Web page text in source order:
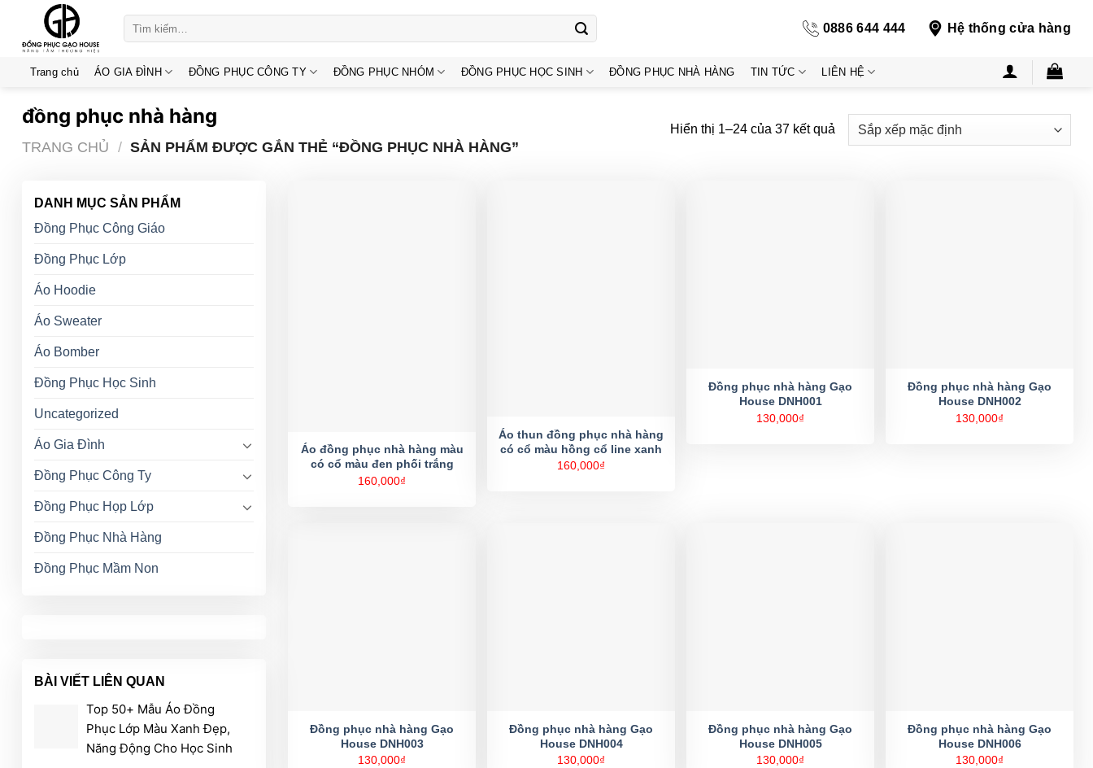
content
0886 644 444 Hệ thống cửa hàng
Trang chủ ÁO GIA ĐÌNH ĐỒNG PHỤC CÔNG TY ĐỒNG PHỤC NHÓM ĐỒNG PHỤC HỌC SINH ĐỒNG PHỤC NHÀ HÀNG TIN TỨC LIÊN HỆ
đồng phục nhà hàng
TRANG CHỦ / SẢN PHẨM ĐƯỢC GẮN THẺ “ĐỒNG PHỤC NHÀ HÀNG”
Hiển thị 1–24 của 37 kết quả
DANH MỤC SẢN PHẨM
Đồng Phục Công Giáo
Đồng Phục Lớp
Áo Hoodie
Áo Sweater
Áo Bomber
Đồng Phục Học Sinh
Uncategorized
Áo Gia Đình
Đồng Phục Công Ty
Đồng Phục Họp Lớp
Đồng Phục Nhà Hàng
Đồng Phục Mầm Non
BÀI VIẾT LIÊN QUAN
Top 50+ Mẫu Áo Đồng
Phục Lớp Màu Xanh Đẹp,
Năng Động Cho Học Sinh
Áo đồng phục nhà hàng màu
có cổ màu đen phối trắng
160,000₫
Áo thun đồng phục nhà hàng
có cổ màu hồng cổ line xanh
160,000₫
Đồng phục nhà hàng Gạo
House DNH001
130,000₫
Đồng phục nhà hàng Gạo
House DNH002
130,000₫
Đồng phục nhà hàng Gạo
House DNH003
130,000₫
Đồng phục nhà hàng Gạo
House DNH004
130,000₫
Đồng phục nhà hàng Gạo
House DNH005
130,000₫
Đồng phục nhà hàng Gạo
House DNH006
130,000₫